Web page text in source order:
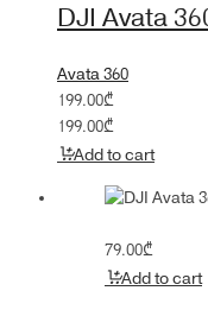
DJI Avata
Avata 360
199.00₾
199.00₾
Add to cart
79.00₾
Add to cart